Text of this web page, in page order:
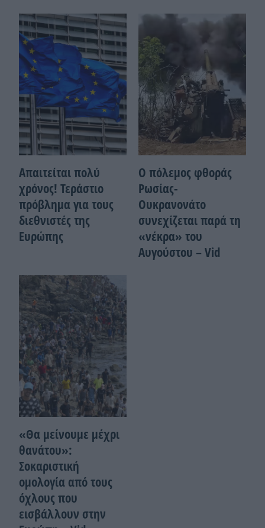
Απαιτείται πολύ
χρόνος! Τεράστιο
πρόβλημα για τους
διεθνιστές της
Ευρώπης
Ο πόλεμος φθοράς
Ρωσίας-
Ουκρανονάτο
συνεχίζεται παρά τη
«νέκρα» του
Αυγούστου – Vid
«Θα μείνουμε μέχρι
θανάτου»:
Σοκαριστική
ομολογία από τους
όχλους που
εισβάλλουν στην